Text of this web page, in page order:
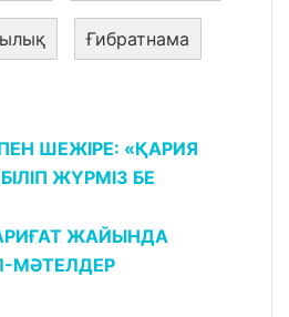
Ғибратнама
ШЕЖІРЕ: «ҚАРИЯ
ЖҮРМІЗ БЕ
ЖАЙЫНДА
МӘТЕЛДЕР